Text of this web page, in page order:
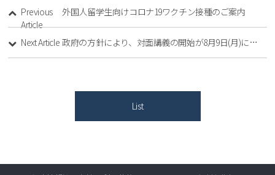
Previous
Article
外国人留学生向けコロナ19ワクチン接種のご案内
Next Article 政府の方針により、対面講義の開始が8月9日(月)に可能になりました。
List